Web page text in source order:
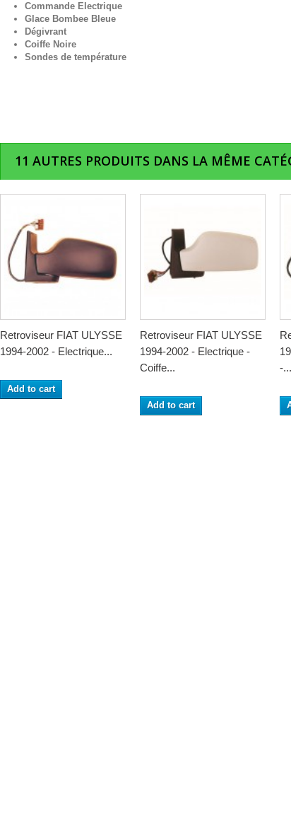
Commande Electrique
Glace Bombee Bleue
Dégivrant
Coiffe Noire
Sondes de température
11 AUTRES PRODUITS DANS LA MÊME
Retroviseur FIAT ULYSSE
1994-2002 - Electrique...
Add to cart
Retroviseur FIAT ULYSSE
1994-2002 - Electrique -
Coiffe...
Add to cart
-...